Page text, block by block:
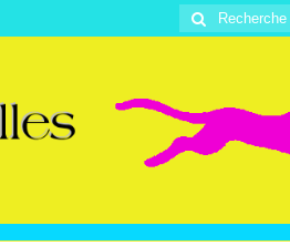
Rechercher
: